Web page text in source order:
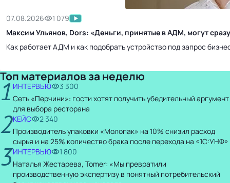
07.08.2026
1 079
Максим Ульянов, Dors: «Деньги, принятые в АДМ, могут
Как работает АДМ и как подобрать устройство под запрос
Топ материалов за неделю
1 ИНТЕРВЬЮ
3 300
Сеть «Перчини»: гости хотят получить убедительный аргумент
для выбора ресторана
2КЕЙС
2 340
Производитель упаковки «Молопак» на 10% снизил расход
сырья и на 25% количество брака после перехода на «1С:УНФ»
3ИНТЕРВЬЮ
1 800
Наталья Жестарева, Tomer: «Мы превратили
производственную экспертизу в понятный потребительский